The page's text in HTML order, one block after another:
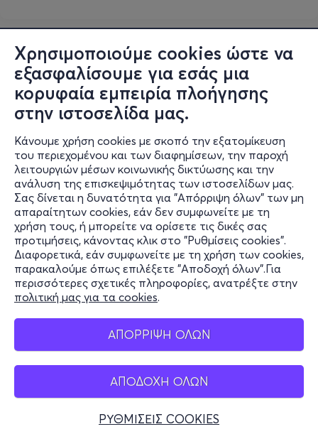
Χρησιμοποιούμε cookies ώστε να
εξασφαλίσουμε για εσάς μια
κορυφαία εμπειρία πλοήγησης
στην ιστοσελίδα μας.
Κάνουμε χρήση cookies με σκοπό την εξατομίκευση
του περιεχομένου και των διαφημίσεων, την παροχή
λειτουργιών μέσων κοινωνικής δικτύωσης και την
ανάλυση της επισκεψιμότητας των ιστοσελίδων μας.
Σας δίνεται η δυνατότητα για "Απόρριψη όλων" των μη
απαραίτητων cookies, εάν δεν συμφωνείτε με τη
χρήση τους, ή μπορείτε να ορίσετε τις δικές σας
προτιμήσεις, κάνοντας κλικ στο "Ρυθμίσεις cookies".
Διαφορετικά, εάν συμφωνείτε με τη χρήση των cookies,
παρακαλούμε όπως επιλέξετε "Αποδοχή όλων".Για
περισσότερες σχετικές πληροφορίες, ανατρέξτε στην
πολιτική μας για τα cookies.
ΑΠΟΡΡΙΨΗ ΟΛΩΝ
ΑΠΟΔΟΧΗ ΟΛΩΝ
ΡΥΘΜΙΣΕΙΣ COOKIES
Πληροφορίες
Υποστήριξη
Stay Connected
Mobile app